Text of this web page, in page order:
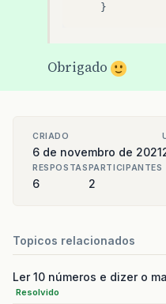
}
Obrigado
CRIADO
6 de novembro de 2021
RESPOSTAS
6
PARTICIPANTES
2
Topicos relacionados
Ler 10 números e dizer o
Resolvido